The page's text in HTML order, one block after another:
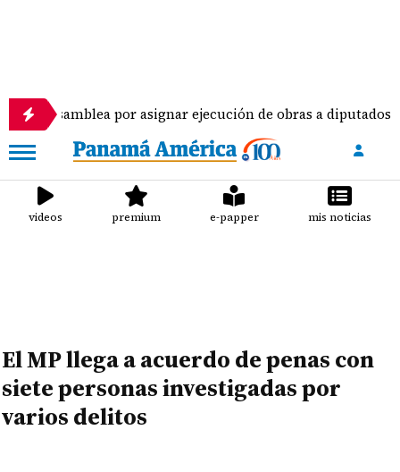
por asignar ejecución de obras a diputados
videos premium e-papper mis noticias
El MP llega a acuerdo de penas con
siete personas investigadas por
varios delitos